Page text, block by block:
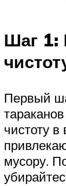
Шаг 1:
Первый
чистоту
мусору.